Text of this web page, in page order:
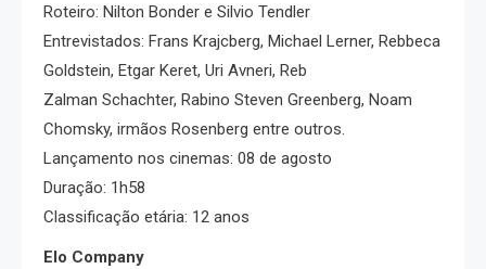
Roteiro: Nilton Bonder e Silvio Tendler
Entrevistados: Frans Krajcberg, Michael Lerner, Rebbeca
Goldstein, Etgar Keret, Uri Avneri, Reb
Zalman Schachter, Rabino Steven Greenberg, Noam
Chomsky, irmãos Rosenberg entre outros.
Lançamento nos cinemas: 08 de agosto
Duração: 1h58
Classificação etária: 12 anos
Elo Company